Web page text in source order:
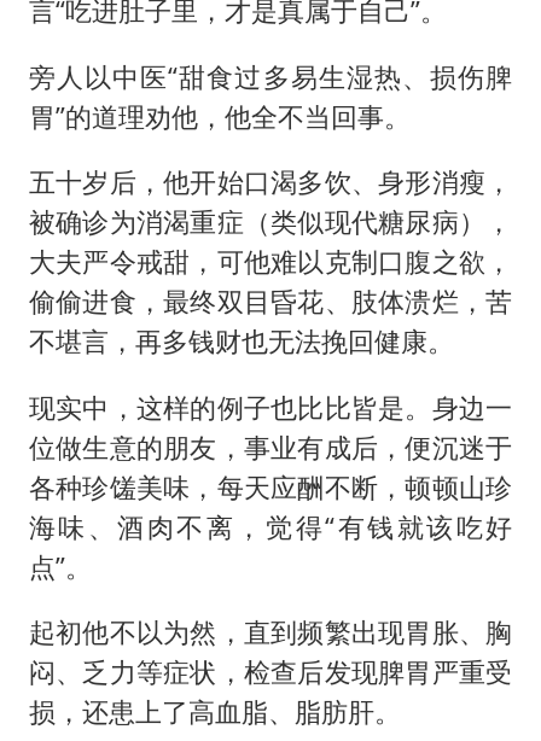
言“吃进肚子里，才是真属于自己”。
旁人以中医“甜食过多易生湿热、损伤脾
胃”的道理劝他，他全不当回事。
五十岁后，他开始口渴多饮、身形消瘦，
被确诊为消渴重症（类似现代糖尿病），
大夫严令戒甜，可他难以克制口腹之欲，
偷偷进食，最终双目昏花、肢体溃烂，苦
不堪言，再多钱财也无法挽回健康。
现实中，这样的例子也比比皆是。身边一
位做生意的朋友，事业有成后，便沉迷于
各种珍馐美味，每天应酬不断，顿顿山珍
海味、酒肉不离，觉得“有钱就该吃好
点”。
起初他不以为然，直到频繁出现胃胀、胸
闷、乏力等症状，检查后发现脾胃严重受
损，还患上了高血脂、脂肪肝。